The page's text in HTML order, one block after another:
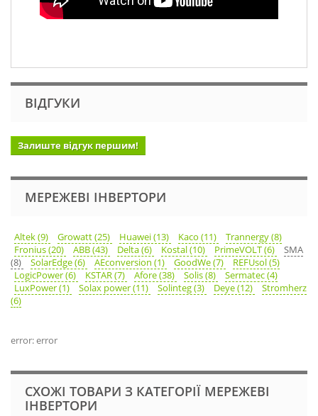
ВІДГУКИ
Залиште відгук першим!
МЕРЕЖЕВІ ІНВЕРТОРИ
Altek (9) Growatt (25) Huawei (13) Kaco (11)
Trannergy (8)
Fronius (20)
ABB (43) Delta (6) Kostal (10) PrimeVOLT (6)
SMA
(8)
SolarEdge (6) AEconversion (1) GoodWe (7)
REFUsol (5)
LogicPower (6)
KSTAR (7) Afore (38) Solis (8)
Sermatec (4)
LuxPower (1)
Solax power (11) Solinteg (3) Deye (12)
Stromherz
(6)
error: error
СХОЖІ ТОВАРИ З КАТЕГОРІЇ МЕРЕЖЕВІ
ІНВЕРТОРИ